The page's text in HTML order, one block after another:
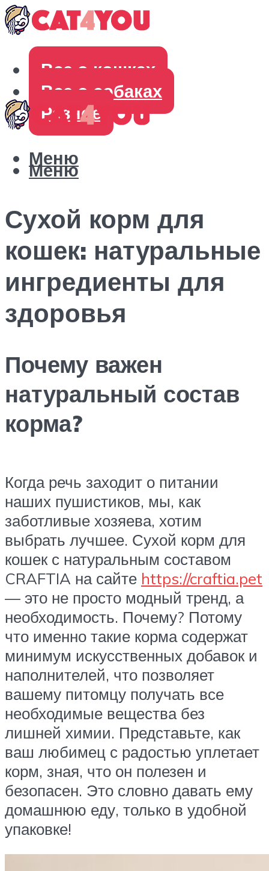
Все о кошках
Все о собаках
Разное
Меню
Меню
Сухой корм для
кошек: натуральные
ингредиенты для
здоровья
Почему важен
натуральный состав
корма?
Когда речь заходит о питании
наших пушистиков, мы, как
заботливые хозяева, хотим
выбрать лучшее. Сухой корм для
кошек с натуральным составом
CRAFTIA на сайте https://craftia.pet
— это не просто модный тренд, а
необходимость. Почему? Потому
что именно такие корма содержат
минимум искусственных добавок и
наполнителей, что позволяет
вашему питомцу получать все
необходимые вещества без
лишней химии. Представьте, как
ваш любимец с радостью уплетает
корм, зная, что он полезен и
безопасен. Это словно давать ему
домашнюю еду, только в удобной
упаковке!